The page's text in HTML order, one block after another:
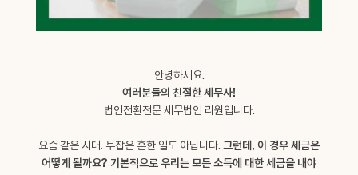
안녕하세요.
여러분들의 친절한 세무사!
법인전환전문 세무법인 리원입니다.
요즘 같은 시대. 투잡은 흔한 일도 아닙니다. 그런데, 이 경우 세금은
어떻게 될까요? 기본적으로 우리는 모든 소득에 대한 세금을 내야